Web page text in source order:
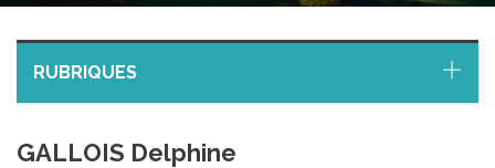
GALLOIS Delphine
RUBRIQUES